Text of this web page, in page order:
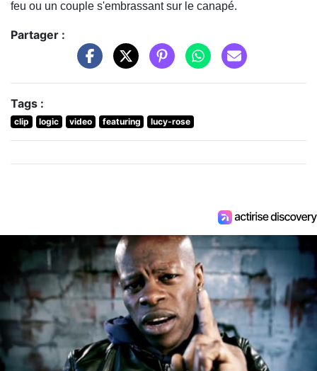
feu ou un couple s'embrassant sur le canapé.
Partager :
Tags :
clip logic video featuring lucy-rose